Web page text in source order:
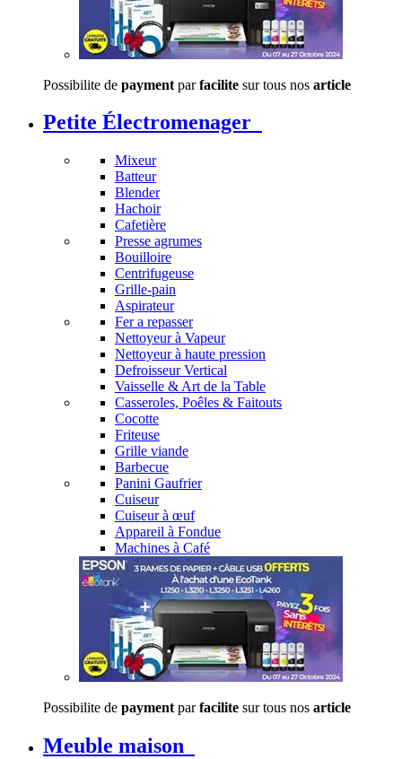
Possibilite de payment parfacilite sur tous nos article
Petite Électromenager
Mixeur
Batteur
Blender
Hachoir
Cafetière
Presse agrumes
Bouilloire
Centrifugeuse
Grille-pain
Aspirateur
Fer a repasser
Nettoyeur à Vapeur
Nettoyeur à haute pression
Defroisseur Vertical
Vaisselle & Art de la Table
Casseroles, Poêles & Faitouts
Cocotte
Friteuse
Grille viande
Barbecue
Panini Gaufrier
Cuiseur
Cuiseur à œuf
Appareil à Fondue
Machines à Café
Possibilite de payment parfacilite sur tous nos article
Meuble maison